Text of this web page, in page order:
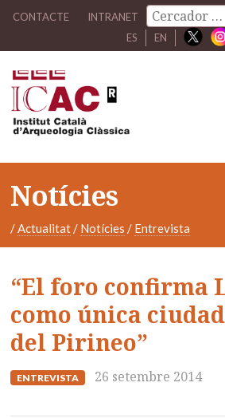
CONTACTE INTRANET
ES
EN
Notícies
/Actualitat/ Notícies / Entrevista
“El foro confirma
como única
del Pirineo”
ENTREVISTA 26 setembre 2014